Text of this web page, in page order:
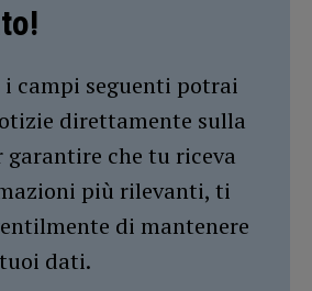
campi seguenti potrai
direttamente sulla
garantire che tu riceva
più rilevanti, ti
di mantenere
dati.